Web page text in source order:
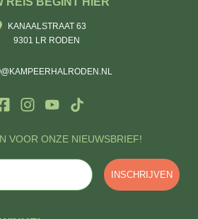
VOOR ONZE NIEUWSBRIEF!
INSCHRIJVEN
KANAALSTRAAT 63
9301 LR RODEN